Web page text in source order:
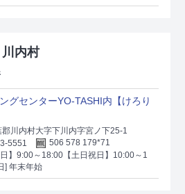
川内村
グセンターYO-TASHI内【けろり
川内村大字下川内字宮ノ下25-1
5551
506 578 179*71
】9:00～18:00【土日祝日】10:00～1
] 年末年始